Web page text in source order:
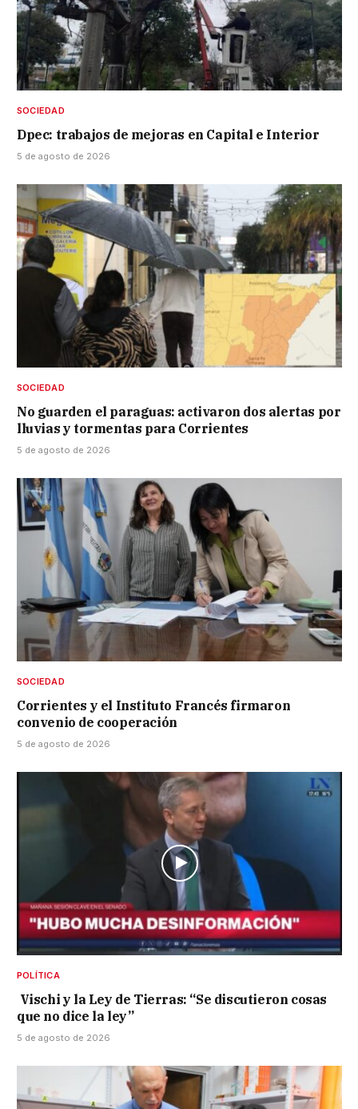
SOCIEDAD
Dpec: trabajos de mejoras en Capital e Interior
5 de agosto de 2026
SOCIEDAD
No guarden el paraguas: activaron dos alertas por
lluvias y tormentas para Corrientes
5 de agosto de 2026
SOCIEDAD
Corrientes y el Instituto Francés firmaron
convenio de cooperación
5 de agosto de 2026
POLÍTICA
Vischi y la Ley de Tierras: “Se discutieron cosas
que no dice la ley”
5 de agosto de 2026